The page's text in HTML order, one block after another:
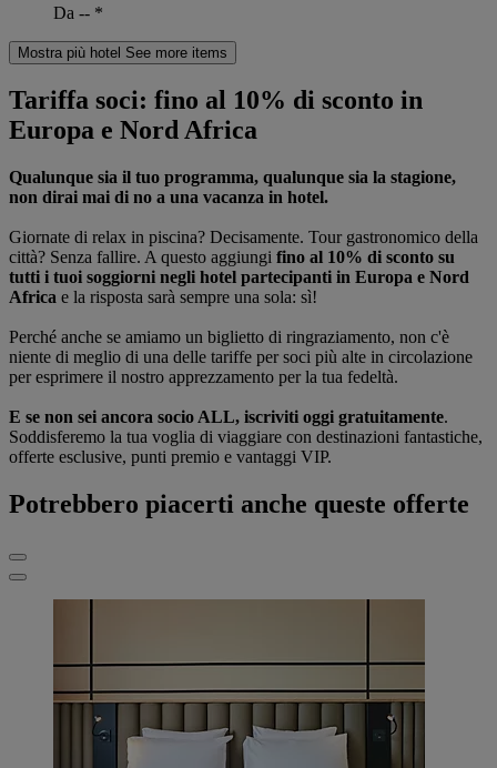
Da -- *
Mostra più hotel See more items
Tariffa soci: fino al 10% di sconto in
Europa e Nord Africa
Qualunque sia il tuo programma, qualunque sia la stagione,
non dirai mai di no a una vacanza in hotel.
Giornate di relax in piscina? Decisamente. Tour gastronomico della
città? Senza fallire. A questo aggiungi fino al 10% di sconto su
tutti i tuoi soggiorni negli hotel partecipanti in Europa e Nord
Africa e la risposta sarà sempre una sola: sì!
Perché anche se amiamo un biglietto di ringraziamento, non c'è
niente di meglio di una delle tariffe per soci più alte in circolazione
per esprimere il nostro apprezzamento per la tua fedeltà.
E se non sei ancora socio ALL, iscriviti oggi gratuitamente.
Soddisferemo la tua voglia di viaggiare con destinazioni fantastiche,
offerte esclusive, punti premio e vantaggi VIP.
Potrebbero piacerti anche queste offerte